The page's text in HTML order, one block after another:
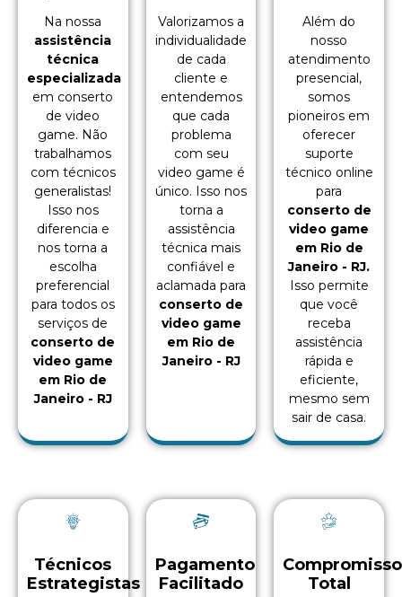
Na nossa
assistência
técnica
especializada
em conserto
de video
game. Não
trabalhamos
com técnicos
generalistas!
Isso nos
diferencia e
nos torna a
escolha
preferencial
para todos os
serviços de
conserto de
video game
em Rio de
Janeiro - RJ
Valorizamos a
individualidade
de cada
cliente e
entendemos
que cada
problema
com seu
video game é
único. Isso nos
torna a
assistência
técnica mais
confiável e
aclamada para
conserto de
video game
em Rio de
Janeiro - RJ
Além do
nosso
atendimento
presencial,
somos
pioneiros em
oferecer
suporte
técnico online
para
conserto de
video game
em Rio de
Janeiro - RJ.
Isso permite
que você
receba
assistência
rápida e
eficiente,
mesmo sem
sair de casa.
Técnicos
Estrategistas
Pagamento
Facilitado
Compromisso
Total